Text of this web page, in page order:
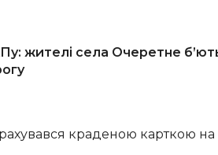
жителі села Очеретне
краденою карткою на